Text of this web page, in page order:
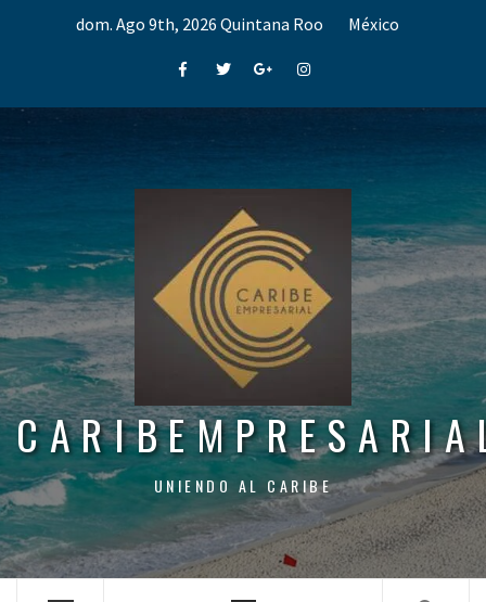
dom. Ago 9th, 2026 Quintana Roo México
FacebookTwitterGoogle+Instagram
UNIENDO AL CARIBE